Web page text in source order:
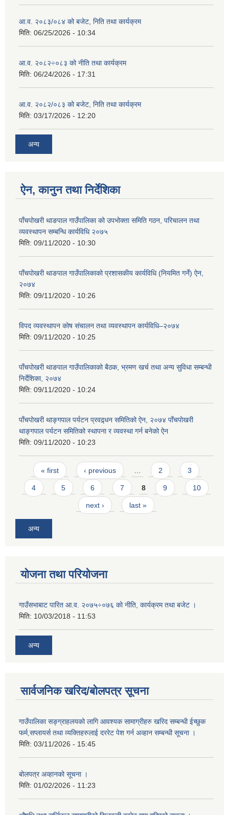
आ.व. २०८३/०८४ को बजेट, निति तथा कार्यक्रम
मिति: 06/25/2026 - 10:34
आ.व. २०८२÷०८३ को नीति तथा कार्यक्रम
मिति: 06/24/2026 - 17:31
आ.व. २०८२/०८३ को बजेट, निति तथा कार्यक्रम
मिति: 03/17/2026 - 12:20
अन्य
ऐन, कानुन तथा निर्देशिका
पाँचपोखरी थाङपाल गाउँपालिका को उपभोक्ता समिति गठन, परिचालन तथा
व्यवस्थापन सम्बन्धि कार्यविधि २०७५
मिति: 09/11/2020 - 10:30
पाँचपोखरी थाङपाल गाउँपालिकाको प्रशासकीय कार्यविधि (नियमित गर्ने) ऐन,
२०७४
मिति: 09/11/2020 - 10:26
विपद व्यवस्थापन कोष संचालन तथा व्यवस्थापन कार्यविधि–२०७४
मिति: 09/11/2020 - 10:25
पाँचपोखरी थाङपाल गाउँपालिकाको बैठक, भ्रमण खर्च तथा अन्य सुविधा सम्बन्धी
निर्देशिका, २०७४
मिति: 09/11/2020 - 10:24
पाँचपोखरी थाङ्गपाल पर्यटन प्रवद्र्धन समितिको ऐन, २०७४ पाँचपोखरी
थाङ्गपाल पर्यटन समितिको स्थापना र व्यवस्था गर्न बनेको ऐन
मिति: 09/11/2020 - 10:23
Pages
« first ‹ previous 2 3
4 5 6 7 8 9 10
next › last »
अन्य
योजना तथा परियोजना
गाउँसभाबाट पारित आ.व. २०७५÷०७६ को नीति, कार्यक्रम तथा बजेट ।
मिति: 10/03/2018 - 11:53
अन्य
सार्वजनिक खरिद/बोलपत्र सूचना
गाउँपालिका सङ्ग्राहलयको लागि आवश्यक सामाग्रीहरु खरिद सम्बन्धी ईच्छुक
फर्म,सप्लायर्स तथा व्यक्तिहरुलाई दररेट पेश गर्न अव्हान सम्बन्धी सूचना ।
मिति: 03/11/2026 - 15:45
बोलपत्र अव्हानको सूचना ।
मिति: 01/02/2026 - 11:23